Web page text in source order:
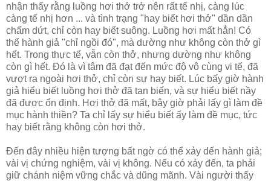
nhận thấy rằng luồng hơi thở trở nên rất tế nhị, càng lúc
càng tế nhị hơn ... và tình trạng "hay biết hơi thở" dần dần
chấm dứt, chỉ còn hay biết suông. Luồng hơi mất hẳn! Có
thể hành giả "chỉ ngồi đó", mà dường như không còn thở gì
hết. Trong thực tế, vẫn còn thở, nhưng dường như không
còn gì hết. Đó là vì tâm đã đạt đến mức độ vô cùng vi tế, đã
vượt ra ngoài hơi thở, chỉ còn sự hay biết. Lúc bấy giờ hành
giả hiểu biết luồng hơi thở đã tan biến, và sự hiểu biết nầy
đã được ổn định. Hơi thở đã mất, bây giờ phải lấy gì làm đề
mục hành thiền? Ta chỉ lấy sự hiểu biết ấy làm đề mục, tức
hay biết rằng không còn hơi thở.
Đến đây nhiều hiện tượng bất ngờ có thể xảy dến hành giả;
vài vị chứng nghiệm, vài vị không. Nếu có xảy đến, ta phải
giữ chánh niệm vững chắc và dũng mãnh. Vài người thấy